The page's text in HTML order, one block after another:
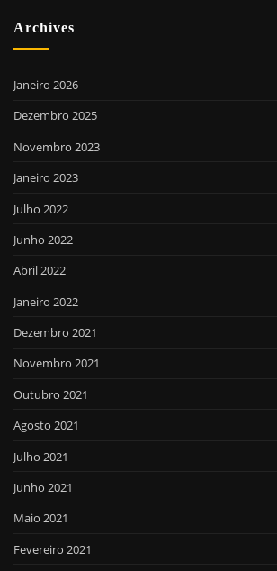
Archives
Janeiro 2026
Dezembro 2025
Novembro 2023
Janeiro 2023
Julho 2022
Junho 2022
Abril 2022
Janeiro 2022
Dezembro 2021
Novembro 2021
Outubro 2021
Agosto 2021
Julho 2021
Junho 2021
Maio 2021
Fevereiro 2021